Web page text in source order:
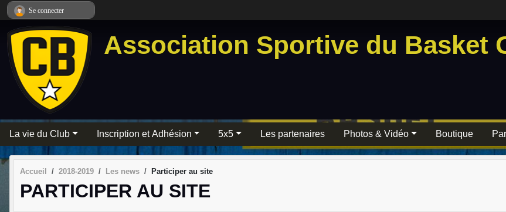
Association Sportive du Basket
La vie du Club Inscription et Adhésion 5x5 Les partenaires Photos & Vidéo Boutique
Accueil 2018-2019 Les news Participer au site
PARTICIPER AU SITE
Se connecter
Panneau de gestion des cookies